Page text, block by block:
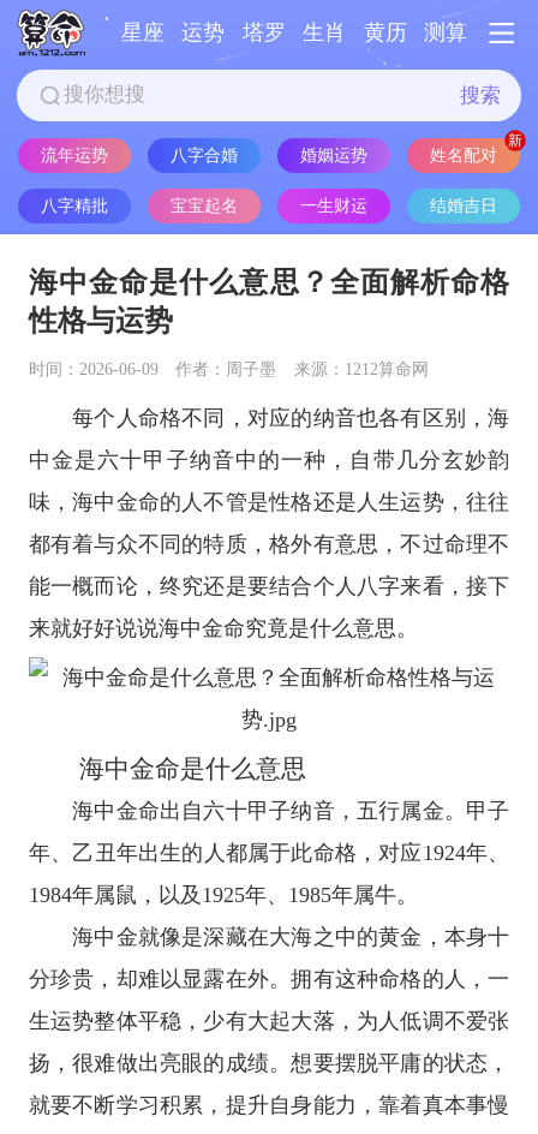
星座 运势 塔罗 生肖 黄历 测算
搜索
流年运势 八字合婚 婚姻运势 姓名配对
八字精批 宝宝起名 一生财运 结婚吉日
海中金命是什么意思？全面解析命格
性格与运势
时间：2026-06-09 作者：周子墨 来源：1212算命网
每个人命格不同，对应的纳音也各有区别，海
中金是六十甲子纳音中的一种，自带几分玄妙韵
味，海中金命的人不管是性格还是人生运势，往往
都有着与众不同的特质，格外有意思，不过命理不
能一概而论，终究还是要结合个人八字来看，接下
来就好好说说海中金命究竟是什么意思。
海中金命是什么意思
海中金命出自六十甲子纳音，五行属金。甲子
年、乙丑年出生的人都属于此命格，对应1924年、
1984年属鼠，以及1925年、1985年属牛。
海中金就像是深藏在大海之中的黄金，本身十
分珍贵，却难以显露在外。拥有这种命格的人，一
生运势整体平稳，少有大起大落，为人低调不爱张
扬，很难做出亮眼的成绩。想要摆脱平庸的状态，
就要不断学习积累，提升自身能力，靠着真本事慢